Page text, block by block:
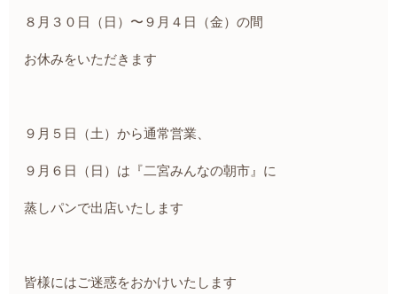
８月３０日（日）〜９月４日（金）の間
お休みをいただきます
９月５日（土）から通常営業、
９月６日（日）は『二宮みんなの朝市』に
蒸しパンで出店いたします
皆様にはご迷惑をおかけいたします